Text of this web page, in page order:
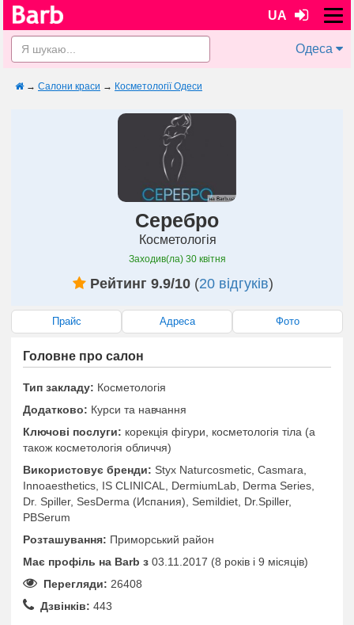
UA
Одеса
→ Салони краси → Косметології Одеси
Серебро
Косметологія
Заходив(ла) 30 квітня
Рейтинг 9.9/10 (20 відгуків)
Прайс Адреса Фото
Головне про салон
Тип закладу: Косметологія
Додатково: Курси та навчання
Ключові послуги: корекція фігури, косметологія тіла (а
також косметологія обличчя)
Використовує бренди: Styx Naturcosmetic, Casmara,
Innoaesthetics, IS CLINICAL, DermiumLab, Derma Series,
Dr. Spiller, SesDerma (Испания), Semildiet, Dr.Spiller,
PBSerum
Розташування: Приморський район
Має профіль на Barb з 03.11.2017 (8 років i 9 місяців)
Перегляди: 26408
Дзвінків: 443